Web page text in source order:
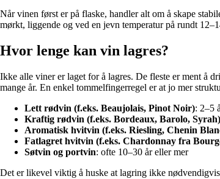
Når vinen først er på flaske, handler alt om å skape
mørkt, liggende og ved en jevn temperatur på rundt
Hvor lenge kan vin lagres?
Ikke alle viner er laget for å lagres. De fleste er ment å
mange år. En enkel tommelfingerregel er at jo mer
Lett rødvin (f.eks. Beaujolais, Pinot Noir): 2–5
Kraftig rødvin (f.eks. Bordeaux, Barolo, Syrah)
Aromatisk hvitvin (f.eks. Riesling, Chenin
Fatlagret hvitvin (f.eks. Chardonnay fra
Søtvin og portvin: ofte 10–30 år eller mer
Det er likevel viktig å huske at lagring ikke